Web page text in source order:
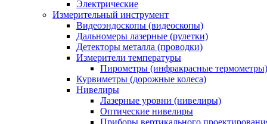
Электрические
Измерительный инструмент
Видеоэндоскопы (видеоскопы)
Дальномеры лазерные (рулетки)
Детекторы металла (проводки)
Измерители температуры
Пирометры (инфракрасные термометры)
Курвиметры (дорожные колеса)
Нивелиры
Лазерные уровни (нивелиры)
Оптические нивелиры
Приборы вертикального